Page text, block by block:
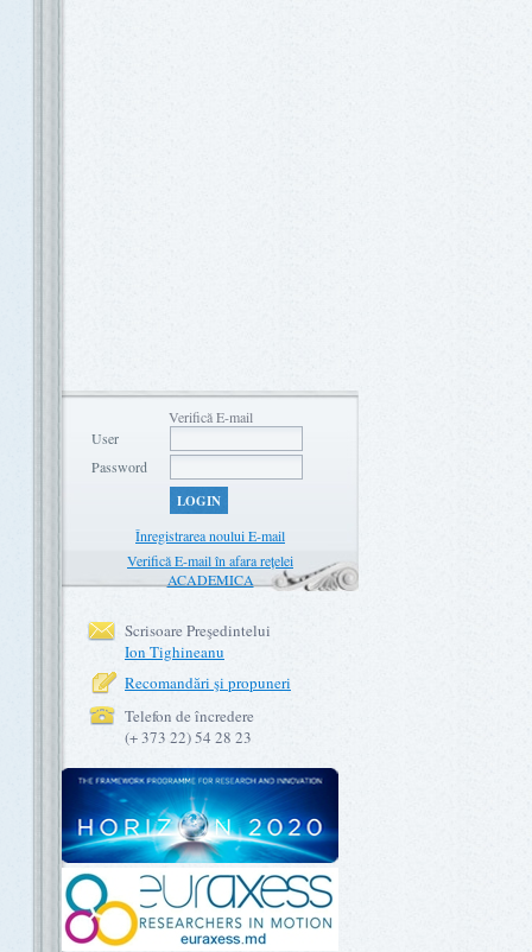
Verifică E-mail
User
Password
LOGIN
Înregistrarea noului E-mail
Verifică E-mail în afara rețelei
ACADEMICA
Scrisoare Preşedintelui
Ion Tighineanu
Recomandări şi propuneri
Telefon de încredere
(+ 373 22) 54 28 23